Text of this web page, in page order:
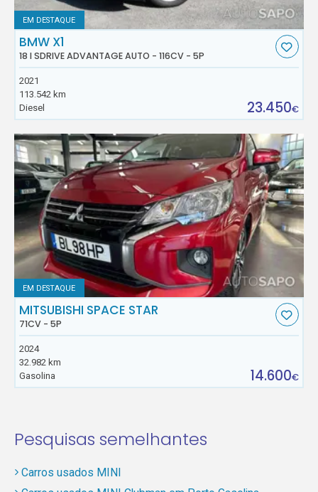
EM DESTAQUE
BMW X1
18 I SDRIVE ADVANTAGE AUTO - 116CV - 5P
2021
113.542 km
Diesel
23.450€
EM DESTAQUE
MITSUBISHI SPACE STAR
71CV - 5P
2024
32.982 km
Gasolina
14.600€
Pesquisas semelhantes
Carros usados MINI